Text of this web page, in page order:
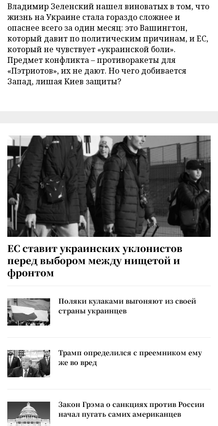
Владимир Зеленский нашел виноватых в том, что
жизнь на Украине стала гораздо сложнее и
опаснее всего за один месяц: это Вашингтон,
который давит по политическим причинам, и ЕС,
который не чувствует «украинской боли».
Предмет конфликта – противоракеты для
«Пэтриотов», их не дают. Но чего добивается
Запад, лишая Киев защиты?
ЕС ставит украинских уклонистов
перед выбором между нищетой и
фронтом
Поляки кулаками выгоняют из своей
страны украинцев
Трамп определился с преемником ему
же во вред
Закон Грэма о санкциях против России
начал пугать самих американцев